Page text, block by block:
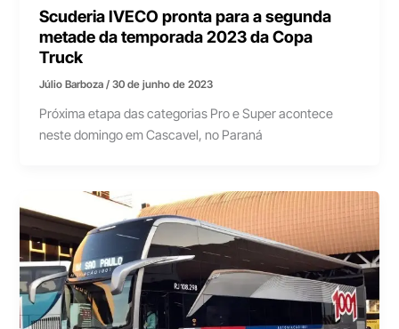
Scuderia IVECO pronta para a segunda
metade da temporada 2023 da Copa
Truck
Júlio Barboza/30 de junho de 2023
Próxima etapa das categorias Pro e Super acontece
neste domingo em Cascavel, no Paraná